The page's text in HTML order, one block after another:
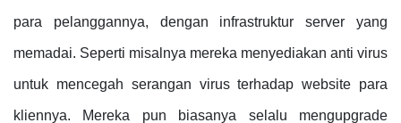
para pelanggannya, dengan infrastruktur server yang
memadai. Seperti misalnya mereka menyediakan anti virus
untuk mencegah serangan virus terhadap website para
kliennya. Mereka pun biasanya selalu mengupgrade